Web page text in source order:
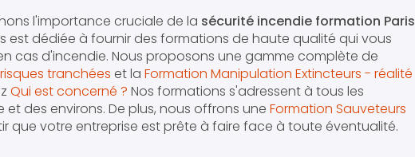
l'importance cruciale de la sécurité incendie formation Paris
est dédiée à fournir des formations de haute qualité qui vous
cas d'incendie. Nous proposons une gamme complète de
tranchées et la Formation Manipulation Extincteurs - réalité
Qui est concerné ? Nos formations s'adressent à tous les
et des environs. De plus, nous offrons une Formation Sauveteurs
que votre entreprise est prête à faire face à toute éventualité.